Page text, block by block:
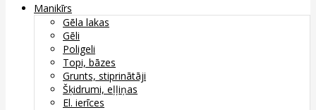
Manikīrs
Gēla lakas
Gēli
Poligeli
Topi, bāzes
Grunts, stiprinātāji
Šķidrumi, eļļiņas
El. ierīces